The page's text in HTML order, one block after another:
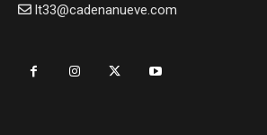
lt33@cadenanueve.com